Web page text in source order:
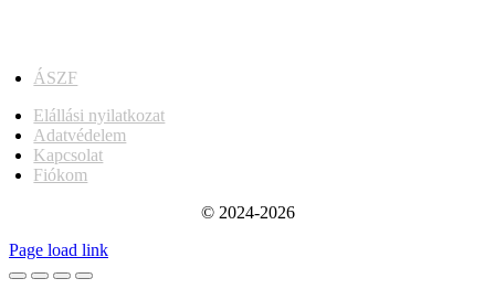
ÁSZF
Elállási nyilatkozat
Adatvédelem
Kapcsolat
Fiókom
© 2024-2026
Page load link